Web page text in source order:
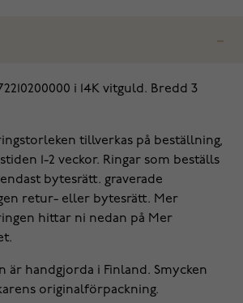
i 14K vitguld. Bredd 3
tillverkas på beställning,
1-2 veckor. Ringar som beställs
bytesrätt. graverade
retur- eller bytesrätt. Mer
hittar ni nedan på Mer
är handgjorda i Finland. Smycken
originalförpackning.